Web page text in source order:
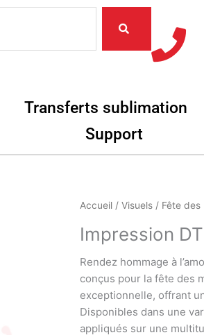
Ouvrir Matériel DTF
Transferts sublimation
Support
Accueil/ Visuels/ Fête des
Impression
Rendez hommage à
conçus pour la fête des
exceptionnelle, offrant
Disponibles dans une
appliqués sur une
quantité
Impression
mères
mere